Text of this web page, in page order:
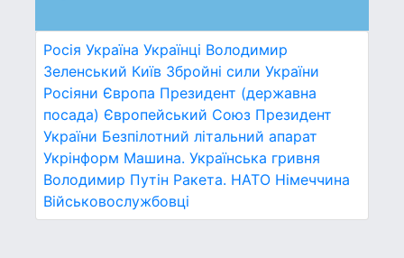
Росія Україна Українці Володимир
Зеленський Київ Збройні сили України
Росіяни Європа Президент (державна
посада) Європейський Союз Президент
України Безпілотний літальний апарат
Укрінформ Машина. Українська гривня
Володимир Путін Ракета. НАТО Німеччина
Військовослужбовці